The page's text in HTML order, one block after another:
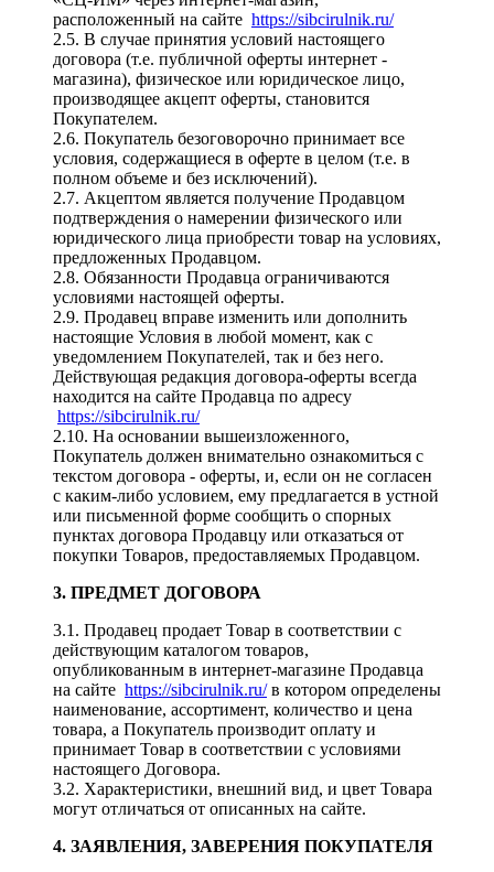
расположенный на сайте https://sibcirulnik.ru/
2.5. В случае принятия условий настоящего
договора (т.е. публичной оферты интернет -
магазина), физическое или юридическое лицо,
производящее акцепт оферты, становится
Покупателем.
2.6. Покупатель безоговорочно принимает все
условия, содержащиеся в оферте в целом (т.е. в
полном объеме и без исключений).
2.7. Акцептом является получение Продавцом
подтверждения о намерении физического или
юридического лица приобрести товар на условиях,
предложенных Продавцом.
2.8. Обязанности Продавца ограничиваются
условиями настоящей оферты.
2.9. Продавец вправе изменить или дополнить
настоящие Условия в любой момент, как с
уведомлением Покупателей, так и без него.
Действующая редакция договора-оферты всегда
находится на сайте Продавца по адресу
https://sibcirulnik.ru/
2.10. На основании вышеизложенного,
Покупатель должен внимательно ознакомиться с
текстом договора - оферты, и, если он не согласен
с каким-либо условием, ему предлагается в устной
или письменной форме сообщить о спорных
пунктах договора Продавцу или отказаться от
покупки Товаров, предоставляемых Продавцом.
3. ПРЕДМЕТ ДОГОВОРА
3.1. Продавец продает Товар в соответствии с
действующим каталогом товаров,
опубликованным в интернет-магазине Продавца
на сайте https://sibcirulnik.ru/в котором определены
наименование, ассортимент, количество и цена
товара, а Покупатель производит оплату и
принимает Товар в соответствии с условиями
настоящего Договора.
3.2. Характеристики, внешний вид, и цвет Товара
могут отличаться от описанных на сайте.
4. ЗАЯВЛЕНИЯ, ЗАВЕРЕНИЯ ПОКУПАТЕЛЯ